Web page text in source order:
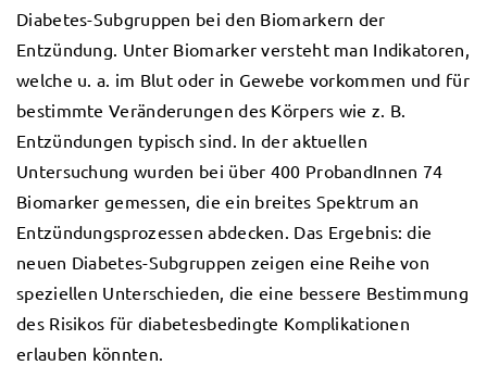
Diabetes-Subgruppen bei den Biomarkern der
Entzündung. Unter Biomarker versteht man Indikatoren,
welche u. a. im Blut oder in Gewebe vorkommen und für
bestimmte Veränderungen des Körpers wie z. B.
Entzündungen typisch sind. In der aktuellen
Untersuchung wurden bei über 400 ProbandInnen 74
Biomarker gemessen, die ein breites Spektrum an
Entzündungsprozessen abdecken. Das Ergebnis: die
neuen Diabetes-Subgruppen zeigen eine Reihe von
speziellen Unterschieden, die eine bessere Bestimmung
des Risikos für diabetesbedingte Komplikationen
erlauben könnten.